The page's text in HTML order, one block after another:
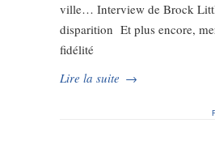
ville… Interview de Brock
disparition Et plus encore,
fidélité
Lire la suite →